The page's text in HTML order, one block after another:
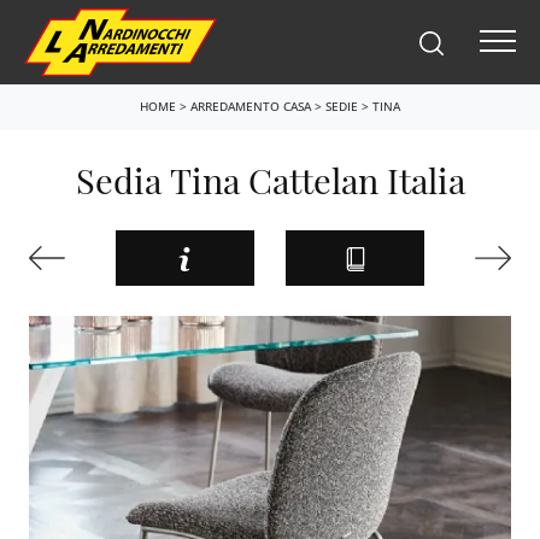
HOME > ARREDAMENTO CASA> SEDIE > TINA
Sedia Tina Cattelan Italia